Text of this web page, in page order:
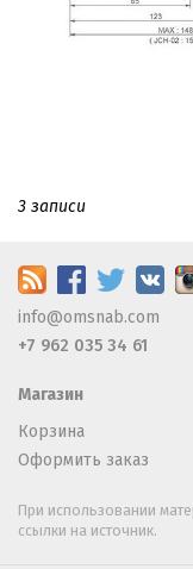
3 записи
info@omsnab.com
+7 962 035 34 61
Магазин
Корзина
Оформить заказ
При использовании
ссылки на источник.